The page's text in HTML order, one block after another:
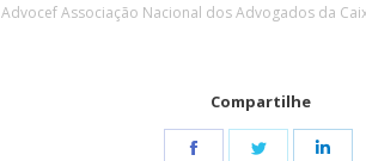
Advocef Associação Nacional dos Advogados da
Compartilhe
Share Share